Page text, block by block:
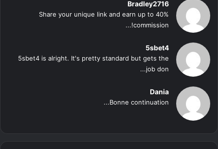
Bradley2716
Share your unique link and earn up to 40%
commission!...
5sbet4
5sbet4 is alright. It's pretty standard but gets the
job don...
Dania
Bonne continuation...